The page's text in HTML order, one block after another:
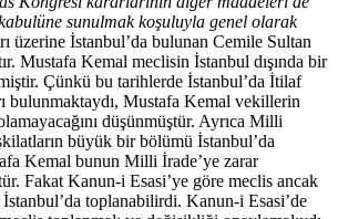
sunulmak koşuluyla genel olarak
üzerine İstanbul’da bulunan Cemile Sultan
Mustafa Kemal meclisin İstanbul dışında bir
Çünkü bu tarihlerde İstanbul’da İtilaf
bulunmaktaydı, Mustafa Kemal vekillerin
düşünmüştür. Ayrıca Milli
büyük bir bölümü İstanbul’da
Kemal bunun Milli İrade’ye zarar
Fakat Kanun-i Esasi’ye göre meclis ancak
toplanabilirdi. Kanun-i Esasi’de